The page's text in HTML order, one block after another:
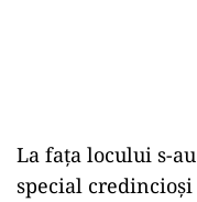
La fața locului s-
special